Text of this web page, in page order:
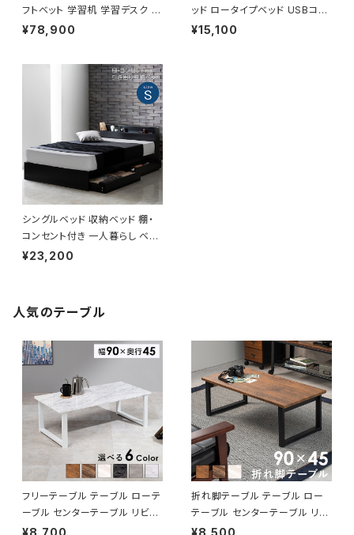
フトベット 学習机 学習デスク 省
スペース 3色展開 新生活 模様
¥78,900
ッド ロータイプベッド USBコン
セント付き
¥15,100
シングルベッド 収納ベッド 棚・
コンセント付き 一人暮らし ベッ
ド bed 8色展開 新生活 模様替
¥23,200
人気のテーブル
フリーテーブル テーブル ローテ
ーブル センターテーブル リビン
グテーブル 幅90 6色展開
¥8,700
折れ脚テーブル テーブル ロー
テーブル センターテーブル リビ
ングテーブル 幅90 3色展開
¥8,500